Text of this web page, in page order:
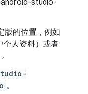
studio-
版的位置，例如
个人资料）或者
。